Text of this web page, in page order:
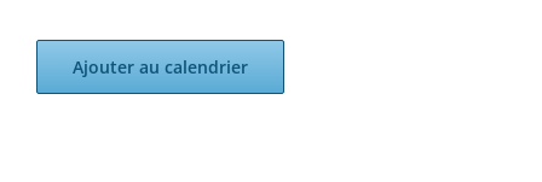
Ajouter au calendrier